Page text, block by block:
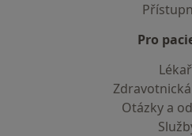
Pro
Otázky a